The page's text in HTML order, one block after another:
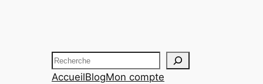
Recherche
AccueilBlogMon compte